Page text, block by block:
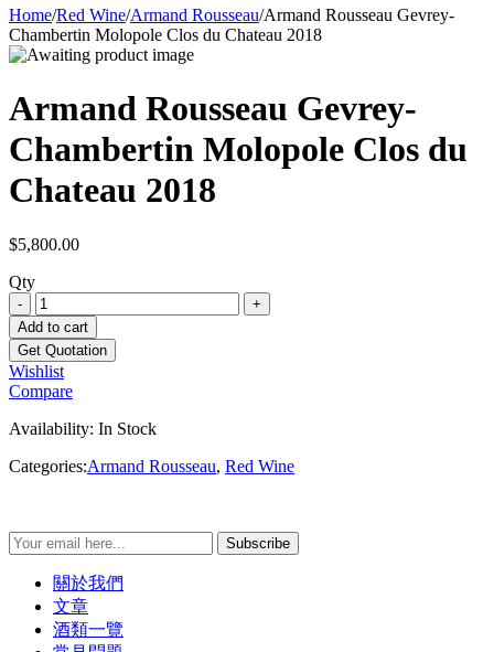
Home/Red Wine/Armand Rousseau/Armand Rousseau Gevrey-
Chambertin Molopole Clos du Chateau 2018
Armand Rousseau Gevrey-
Chambertin Molopole Clos du
Chateau 2018
$5,800.00
Qty
Add to cart
Wishlist
Compare
Availability: In Stock
Categories:Armand Rousseau, Red Wine
Subscribe
關於我們
文章
酒類一覽